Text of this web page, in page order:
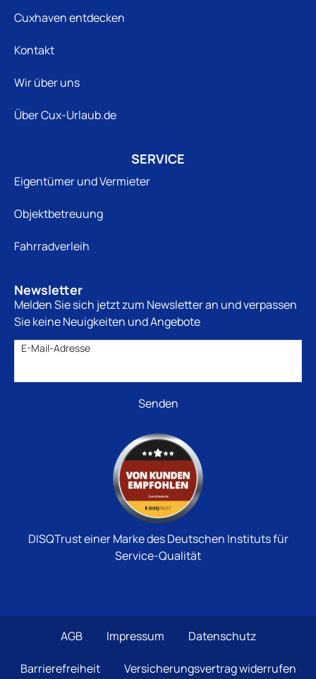
Cuxhaven entdecken
Kontakt
Wir über uns
Über Cux-Urlaub.de
SERVICE
Eigentümer und Vermieter
Objektbetreuung
Fahrradverleih
Newsletter
Melden Sie sich jetzt zum Newsletter an und verpassen
Sie keine Neuigkeiten und Angebote
E-Mail-Adresse
DISQTrust einer Marke des Deutschen Instituts für
Service-Qualität
AGB Impressum Datenschutz
Barrierefreiheit Versicherungsvertrag widerrufen